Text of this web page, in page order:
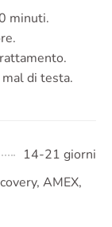
minuti.
di testa.
14-21 giorni
AMEX,